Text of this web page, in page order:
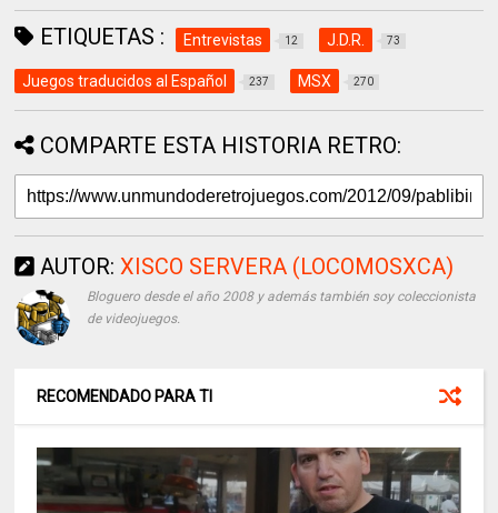
ETIQUETAS : Entrevistas 12 J.D.R. 73
Juegos traducidos al Español 237 MSX 270
COMPARTE ESTA HISTORIA RETRO:
AUTOR: XISCO SERVERA (LOCOMOSXCA)
Bloguero desde el año 2008 y además también soy coleccionista
de videojuegos.
RECOMENDADO PARA TI